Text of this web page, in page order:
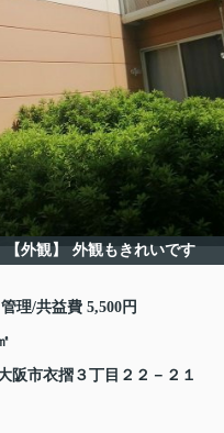
【外観】 外観もきれいです
理/共益費 5,500円
阪市衣摺 ３丁目２２－２１